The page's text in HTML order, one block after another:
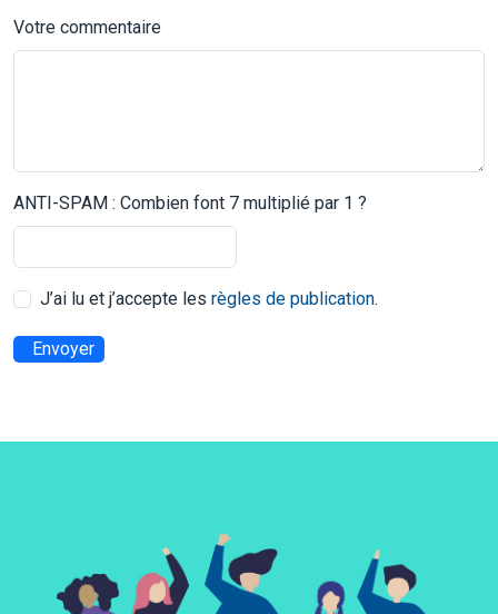
Votre commentaire
ANTI-SPAM : Combien font 7 multiplié par 1 ?
J’ai lu et j’accepte les règles de publication.
Envoyer